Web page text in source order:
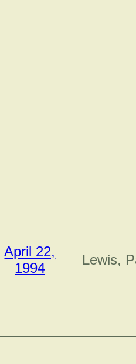
April 22,
1994
Lewis,